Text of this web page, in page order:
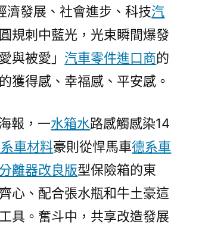
發展、社會進步、科技汽
規刺中藍光，光束瞬間爆發
與被愛」 汽車零件進口商的
獲得感、幸福感、平安感。
報，一水箱水路感觸感染14
車材料豪則從悍馬車德系車
離器改良版型保險箱的東
心、配合張水瓶和牛土豪這
具。奮斗中，共享改造發展